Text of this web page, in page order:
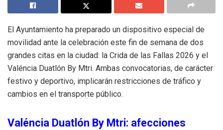
El Ayuntamiento ha preparado un dispositivo especial de
movilidad ante la celebración este fin de semana de dos
grandes citas en la ciudad: la Crida de las Fallas 2026 y el
Valéncia Duatlón By Mtri. Ambas convocatorias, de carácter
festivo y deportivo, implicarán restricciones de tráfico y
cambios en el transporte público.
Valéncia Duatlón By Mtri: afecciones